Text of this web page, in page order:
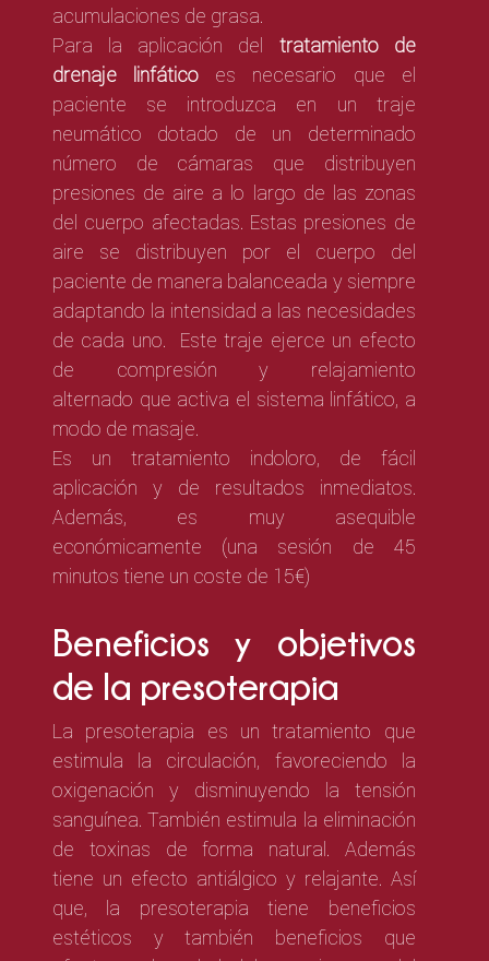
acumulaciones de grasa.
Para la aplicación del tratamiento de
drenaje linfático es necesario que el
paciente se introduzca en un traje
neumático dotado de un determinado
número de cámaras que distribuyen
presiones de aire a lo largo de las zonas
del cuerpo afectadas. Estas presiones de
aire se distribuyen por el cuerpo del
paciente de manera balanceada y siempre
adaptando la intensidad a las necesidades
de cada uno.
Este traje ejerce un efecto
de compresión y relajamiento
alternado que activa el sistema linfático, a
modo de masaje.
Es un tratamiento indoloro, de fácil
aplicación y de resultados inmediatos.
Además, es muy asequible
económicamente (una sesión de 45
minutos tiene un coste de 15€)
Beneficios y objetivos
de la presoterapia
La presoterapia es un tratamiento que
estimula la circulación, favoreciendo la
oxigenación y disminuyendo la tensión
sanguínea. También estimula la eliminación
de toxinas de forma natural. Además
tiene un efecto antiálgico y relajante. Así
que, la presoterapia tiene beneficios
estéticos y también beneficios que